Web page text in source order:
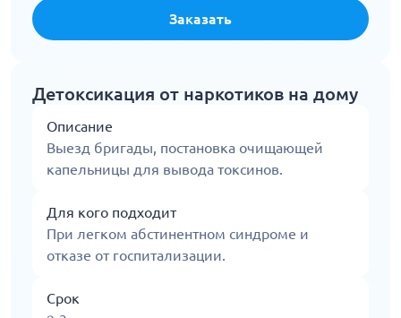
Заказать
Детоксикация от наркотиков на дому
Описание
Выезд бригады, постановка очищающей
капельницы для вывода токсинов.
Для кого подходит
При легком абстинентном синдроме и
отказе от госпитализации.
Срок